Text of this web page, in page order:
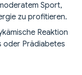
Sport,
zu profitieren.
Reaktion
oder Prädiabetes